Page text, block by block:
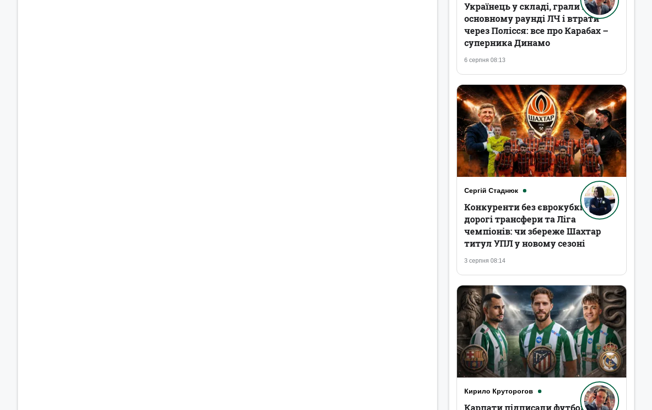
6 серпня 08:13
Українець у складі, грали в
основному раунді ЛЧ і втрати
через Полісся: все про Карабах –
суперника Динамо
Сергій Стаднюк
3 серпня 08:14
Конкуренти без єврокубків,
дорогі трансфери та Ліга
чемпіонів: чи збереже Шахтар
титул УПЛ у новому сезоні
Кирило Круторогов
Карпати підписали футболістів,